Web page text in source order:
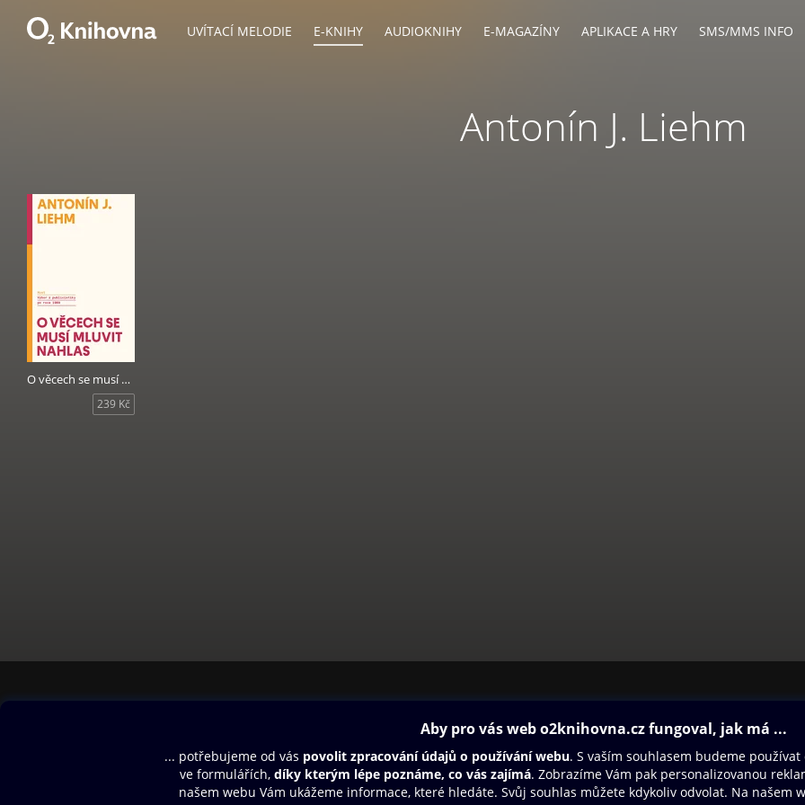
UVÍTACÍ MELODIE E-KNIHY AUDIOKNIHY E-MAGAZÍNY APLIKACE A HRY SMS/MMS INFO
Antonín J. Liehm
O věcech se musí mluvit nahlas
239 Kč
Aplikace a hry
SMS/MMS Info
Blog
Dárkový poukaz
Nápověda
Oneplay Originály
Sport